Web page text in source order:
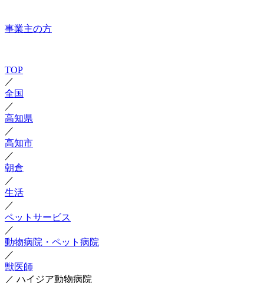
事業主の方
TOP
／
全国
／
高知県
／
高知市
／
朝倉
／
生活
／
ペットサービス
／
動物病院・ペット病院
／
獣医師
／ ハイジア動物病院